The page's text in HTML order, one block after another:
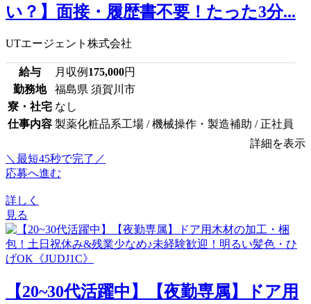
い？】面接・履歴書不要！たった3分...
UTエージェント株式会社
給与 月収例 175,000円
勤務地
福島県 須賀川市
寮・社宅 なし
仕事内容 製薬化粧品系工場 / 機械操作・製造補助 / 正社員
詳細を表示
＼最短45秒で完了／
応募へ進む
詳しく
見る
【20~30代活躍中】【夜勤専属】ドア用